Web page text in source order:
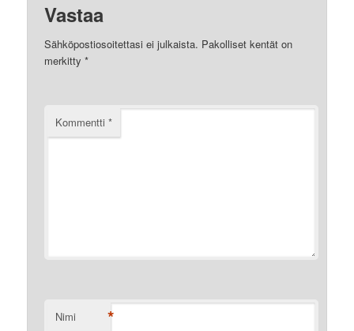
Vastaa
Sähköpostiosoitettasi ei julkaista. Pakolliset kentät on
merkitty*
Kommentti*
Nimi *